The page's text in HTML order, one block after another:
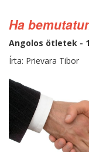
Ha
Angolos ötletek -
Írta: Prievara Tibor